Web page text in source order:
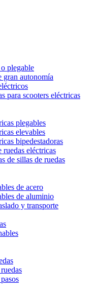
plegable
gran autonomía
para scooters eléctricas
plegables
elevables
bipedestadoras
ruedas eléctricas
de sillas de ruedas
de acero
de aluminio
y transporte